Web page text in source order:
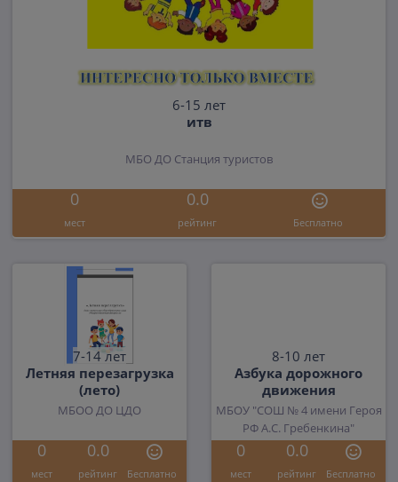
6-15 лет
итв
МБО ДО Станция туристов
0 0.0
мест рейтинг Бесплатно
7-14 лет
Летняя перезагрузка
(лето)
МБОО ДО ЦДО
0 0.0
мест рейтинг Бесплатно
8-10 лет
Азбука дорожного
движения
МБОУ "СОШ № 4 имени Героя
РФ А.С. Гребенкина"
0 0.0
мест рейтинг Бесплатно